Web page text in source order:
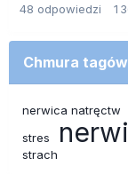
48 odpowiedzi 1
Chmura tagów
nerwica natręctw
stres
strach